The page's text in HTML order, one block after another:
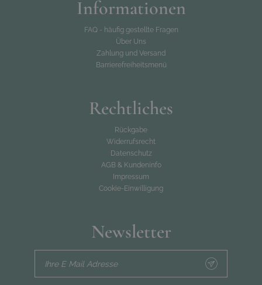
Informationen
FAQ - häufig gestellte Fragen
Über Uns
Zahlung und Versand
Barrierefreiheitsmenü
Rechtliches
Rückgabe
Widerrufsrecht
Datenschutz
AGB & Kundeninfo
Impressum
Cookie-Einwilligung
Newsletter
Ihre E Mail Adresse